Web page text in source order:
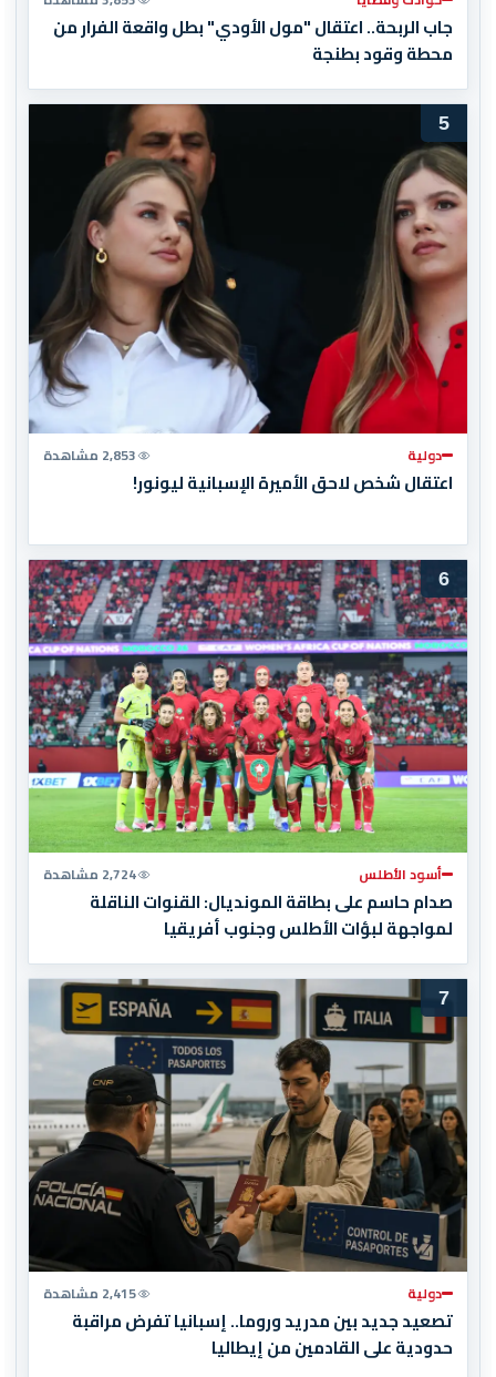
جاب الربحة.. اعتقال "مول الأودي" بطل واقعة الفرار من
محطة وقود بطنجة
5
دولية 2,853 مشاهدة
اعتقال شخص لاحق الأميرة الإسبانية ليونور!
6
أسود الأطلس 2,724 مشاهدة
صدام حاسم على بطاقة المونديال: القنوات الناقلة
لمواجهة لبؤات الأطلس وجنوب أفريقيا
7
دولية 2,415 مشاهدة
تصعيد جديد بين مدريد وروما.. إسبانيا تفرض مراقبة
حدودية على القادمين من إيطاليا